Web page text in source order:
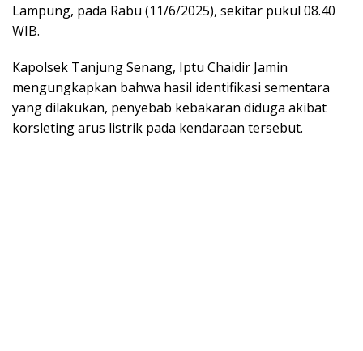
Lampung, pada Rabu (11/6/2025), sekitar pukul 08.40
WIB.
Kapolsek Tanjung Senang, Iptu Chaidir Jamin
mengungkapkan bahwa hasil identifikasi sementara
yang dilakukan, penyebab kebakaran diduga akibat
korsleting arus listrik pada kendaraan tersebut.